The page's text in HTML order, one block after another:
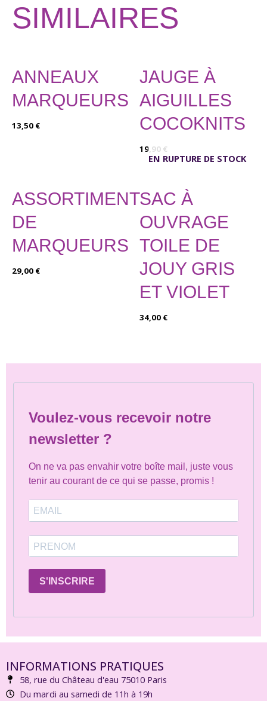
SIMILAIRES
ANNEAUX
MARQUEURS
13,50 €
JAUGE À
AIGUILLES
COCOKNITS
19,90 €
ASSORTIMENT
DE
MARQUEURS
29,00 €
EN RUPTURE DE STOCK
SAC À
OUVRAGE
TOILE DE
JOUY GRIS
ET VIOLET
34,00 €
Voulez-vous recevoir notre
newsletter ?
On ne va pas envahir votre boîte mail, juste vous
tenir au courant de ce qui se passe, promis !
S'INSCRIRE
INFORMATIONS PRATIQUES
58, rue du Château d'eau 75010 Paris
Du mardi au samedi de 11h à 19h